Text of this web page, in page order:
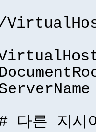
다른 지시